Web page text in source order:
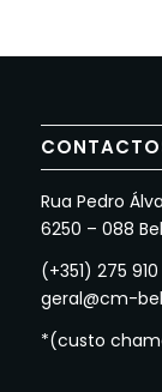
Rua Pedro
6250 – 088
(+351) 275 910
geral@cm-
*(custo